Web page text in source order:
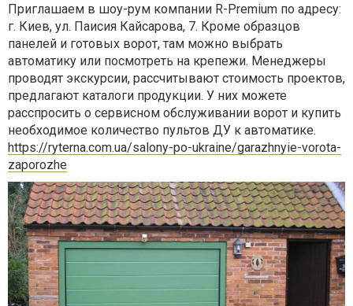
Приглашаем в шоу-рум компании R-Premium по адресу:
г. Киев, ул. Паисия Кайсарова, 7. Кроме образцов
панелей и готовых ворот, там можно выбрать
автоматику или посмотреть на крепежи. Менеджеры
проводят экскурсии, рассчитывают стоимость проектов,
предлагают каталоги продукции. У них можете
расспросить о сервисном обслуживании ворот и купить
необходимое количество пультов ДУ к автоматике.
https://ryterna.com.ua/salony-po-ukraine/garazhnyie-vorota-
zaporozhe